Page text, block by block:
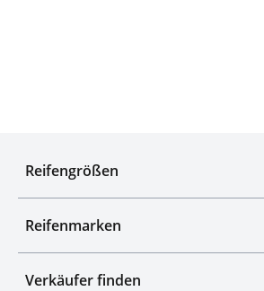
Reifengrößen
Reifenmarken
Verkäufer finden